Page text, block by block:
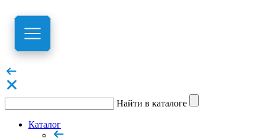
Найти в каталоге
Каталог